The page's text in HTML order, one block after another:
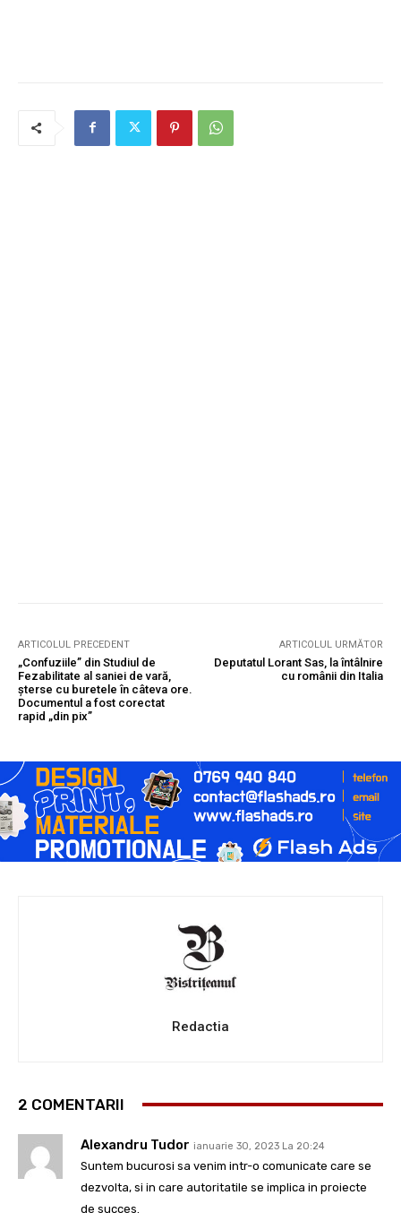
ARTICOLUL PRECEDENT
„Confuziile” din Studiul de
Fezabilitate al saniei de vară,
șterse cu buretele în câteva ore.
Documentul a fost corectat
rapid „din pix”
ARTICOLUL URMĂTOR
Deputatul Lorant Sas, la întâlnire
cu românii din Italia
Redactia
2 COMENTARII
Alexandru Tudor ianuarie 30, 2023 La 20:24
Suntem bucurosi sa venim intr-o comunicate care se
dezvolta, si in care autoritatile se implica in proiecte
de succes.